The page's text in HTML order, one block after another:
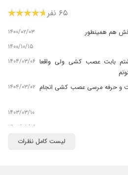
۶۵ نفر
هم همینطور ۱۴۰۰/۰۲/۰۳
۱۴۰۰/۱۰/۱۵
بابت عصب کشی ولی واقعا ۱۴۰۴/۰۳/۰۶
و حرفه مرسی عصب کشی انجام ۱۴۰۴/۰۳/۰۲
۱۴۰۳/۰۳/۱۰
۱۴۰۳/۰۸/۰۶
۱۴۰۴/۰۲/۲۹
لیست کامل نظرات